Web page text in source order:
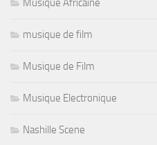
Musique Africaine
musique de film
Musique de Film
Musique Electronique
Nashille Scene